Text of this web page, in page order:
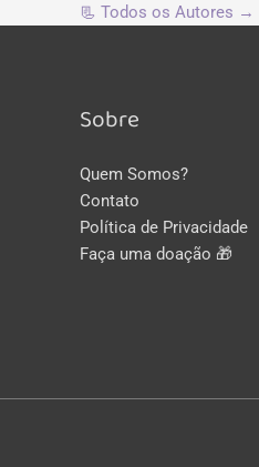
📃 Todos os Autores →
Sobre
Quem Somos?
Contato
Política de Privacidade
Faça uma doação 🎁